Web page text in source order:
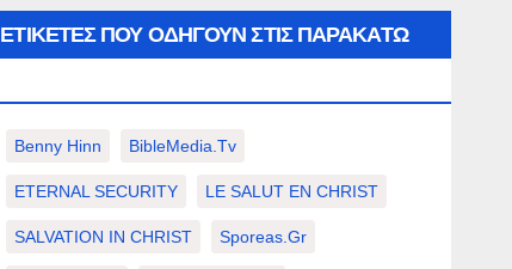
ΕΤΙΚΈΤΕΣ ΠΟΥ ΟΔΗΓΟΎΝ ΣΤΙΣ ΠΑΡΑΚΆΤΩ
Benny Hinn BibleMedia.tv
ETERNAL SECURITY LE SALUT EN CHRIST
SALVATION IN CHRIST Sporeas.gr